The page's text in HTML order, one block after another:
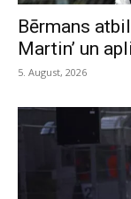
Bērmans
Martin’ un
5. August, 2026